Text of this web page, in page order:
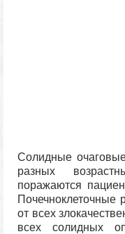
Солидные
разных
поражаются
Почечноклеточные
от всех
всех солидных